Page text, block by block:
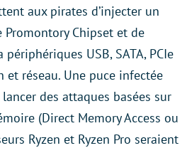
aux pirates d’injecter un
Chipset et de
USB, SATA, PCIe
et réseau. Une puce infectée
des attaques basées sur
(Direct Memory Access ou
Ryzen et Ryzen Pro seraient